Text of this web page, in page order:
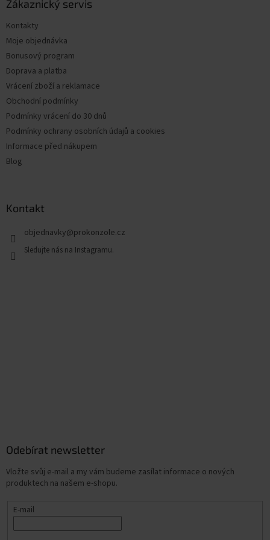
Zákaznický servis
Kontakty
Moje objednávka
Bonusový program
Doprava a platba
Vrácení zboží a reklamace
Obchodní podmínky
Podmínky vrácení do 30 dnů
Podmínky ochrany osobních údajů a cookies
Informace před nákupem
Blog
Kontakt
objednavky@prokonzole.cz
Odebírat newsletter
Vložte svůj e-mail a my vám budeme zasílat informace o nových
produktech na našem e-shopu.
E-mail